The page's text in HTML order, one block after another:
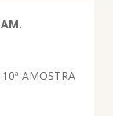
AMOSTRA